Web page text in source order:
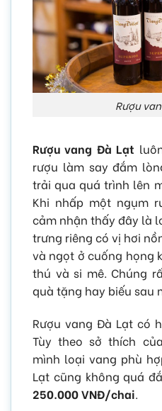
Rượu
Rượu vang Đà Lạt
rượu làm say đắm
trải qua quá trình lên
Khi nhấp một ngụm
cảm nhận thấy đây là
trưng riêng có vị hơi
và ngọt ở cuống họng
thú và si mê. Chúng
quà tặng hay biếu sau
Rượu vang Đà Lạt có
Tùy theo sở thích
mình loại vang phù
Lạt cũng không quá
250.000 VNĐ/chai.